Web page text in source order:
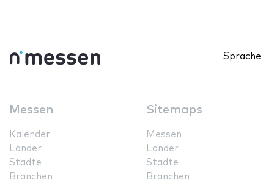
Sprache
Messen
Kalender
Länder
Städte
Branchen
Sitemaps
Messen
Länder
Städte
Branchen